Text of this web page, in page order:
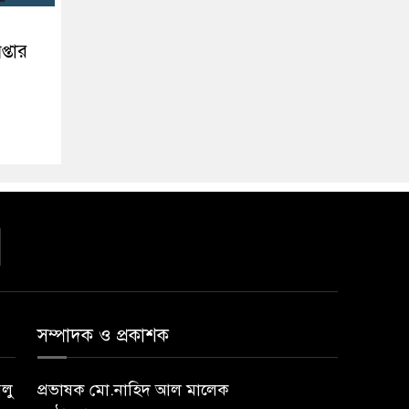
সম্পাদক ও প্রকাশক
প্রভাষক মো.নাহিদ আল মালেক